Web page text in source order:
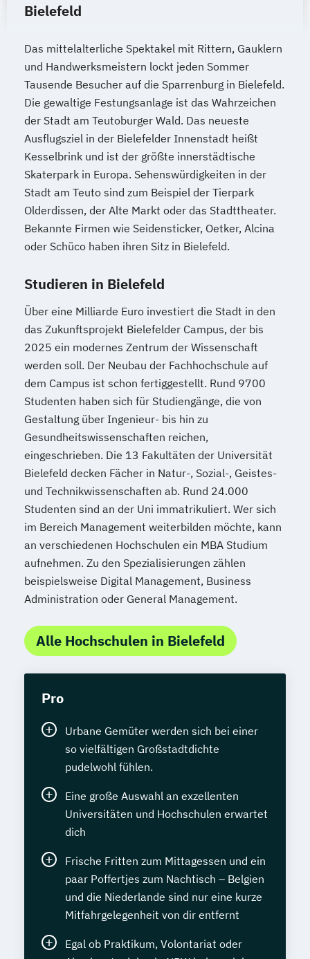
Bielefeld
Das mittelalterliche Spektakel mit Rittern, Gauklern
und Handwerksmeistern lockt jeden Sommer
Tausende Besucher auf die Sparrenburg in Bielefeld.
Die gewaltige Festungsanlage ist das Wahrzeichen
der Stadt am Teutoburger Wald. Das neueste
Ausflugsziel in der Bielefelder Innenstadt heißt
Kesselbrink und ist der größte innerstädtische
Skaterpark in Europa. Sehenswürdigkeiten in der
Stadt am Teuto sind zum Beispiel der Tierpark
Olderdissen, der Alte Markt oder das Stadttheater.
Bekannte Firmen wie Seidensticker, Oetker, Alcina
oder Schüco haben ihren Sitz in Bielefeld.
Studieren in Bielefeld
Über eine Milliarde Euro investiert die Stadt in den
das Zukunftsprojekt Bielefelder Campus, der bis
2025 ein modernes Zentrum der Wissenschaft
werden soll. Der Neubau der Fachhochschule auf
dem Campus ist schon fertiggestellt. Rund 9700
Studenten haben sich für Studiengänge, die von
Gestaltung über Ingenieur- bis hin zu
Gesundheitswissenschaften reichen,
eingeschrieben. Die 13 Fakultäten der Universität
Bielefeld decken Fächer in Natur-, Sozial-, Geistes-
und Technikwissenschaften ab. Rund 24.000
Studenten sind an der Uni immatrikuliert. Wer sich
im Bereich Management weiterbilden möchte, kann
an verschiedenen Hochschulen ein MBA Studium
aufnehmen. Zu den Spezialisierungen zählen
beispielsweise Digital Management, Business
Administration oder General Management.
Alle Hochschulen in Bielefeld
Pro
Urbane Gemüter werden sich bei einer
so vielfältigen Großstadtdichte
pudelwohl fühlen.
Eine große Auswahl an exzellenten
Universitäten und Hochschulen erwartet
dich
Frische Fritten zum Mittagessen und ein
paar Poffertjes zum Nachtisch – Belgien
und die Niederlande sind nur eine kurze
Mitfahrgelegenheit von dir entfernt
Egal ob Praktikum, Volontariat oder